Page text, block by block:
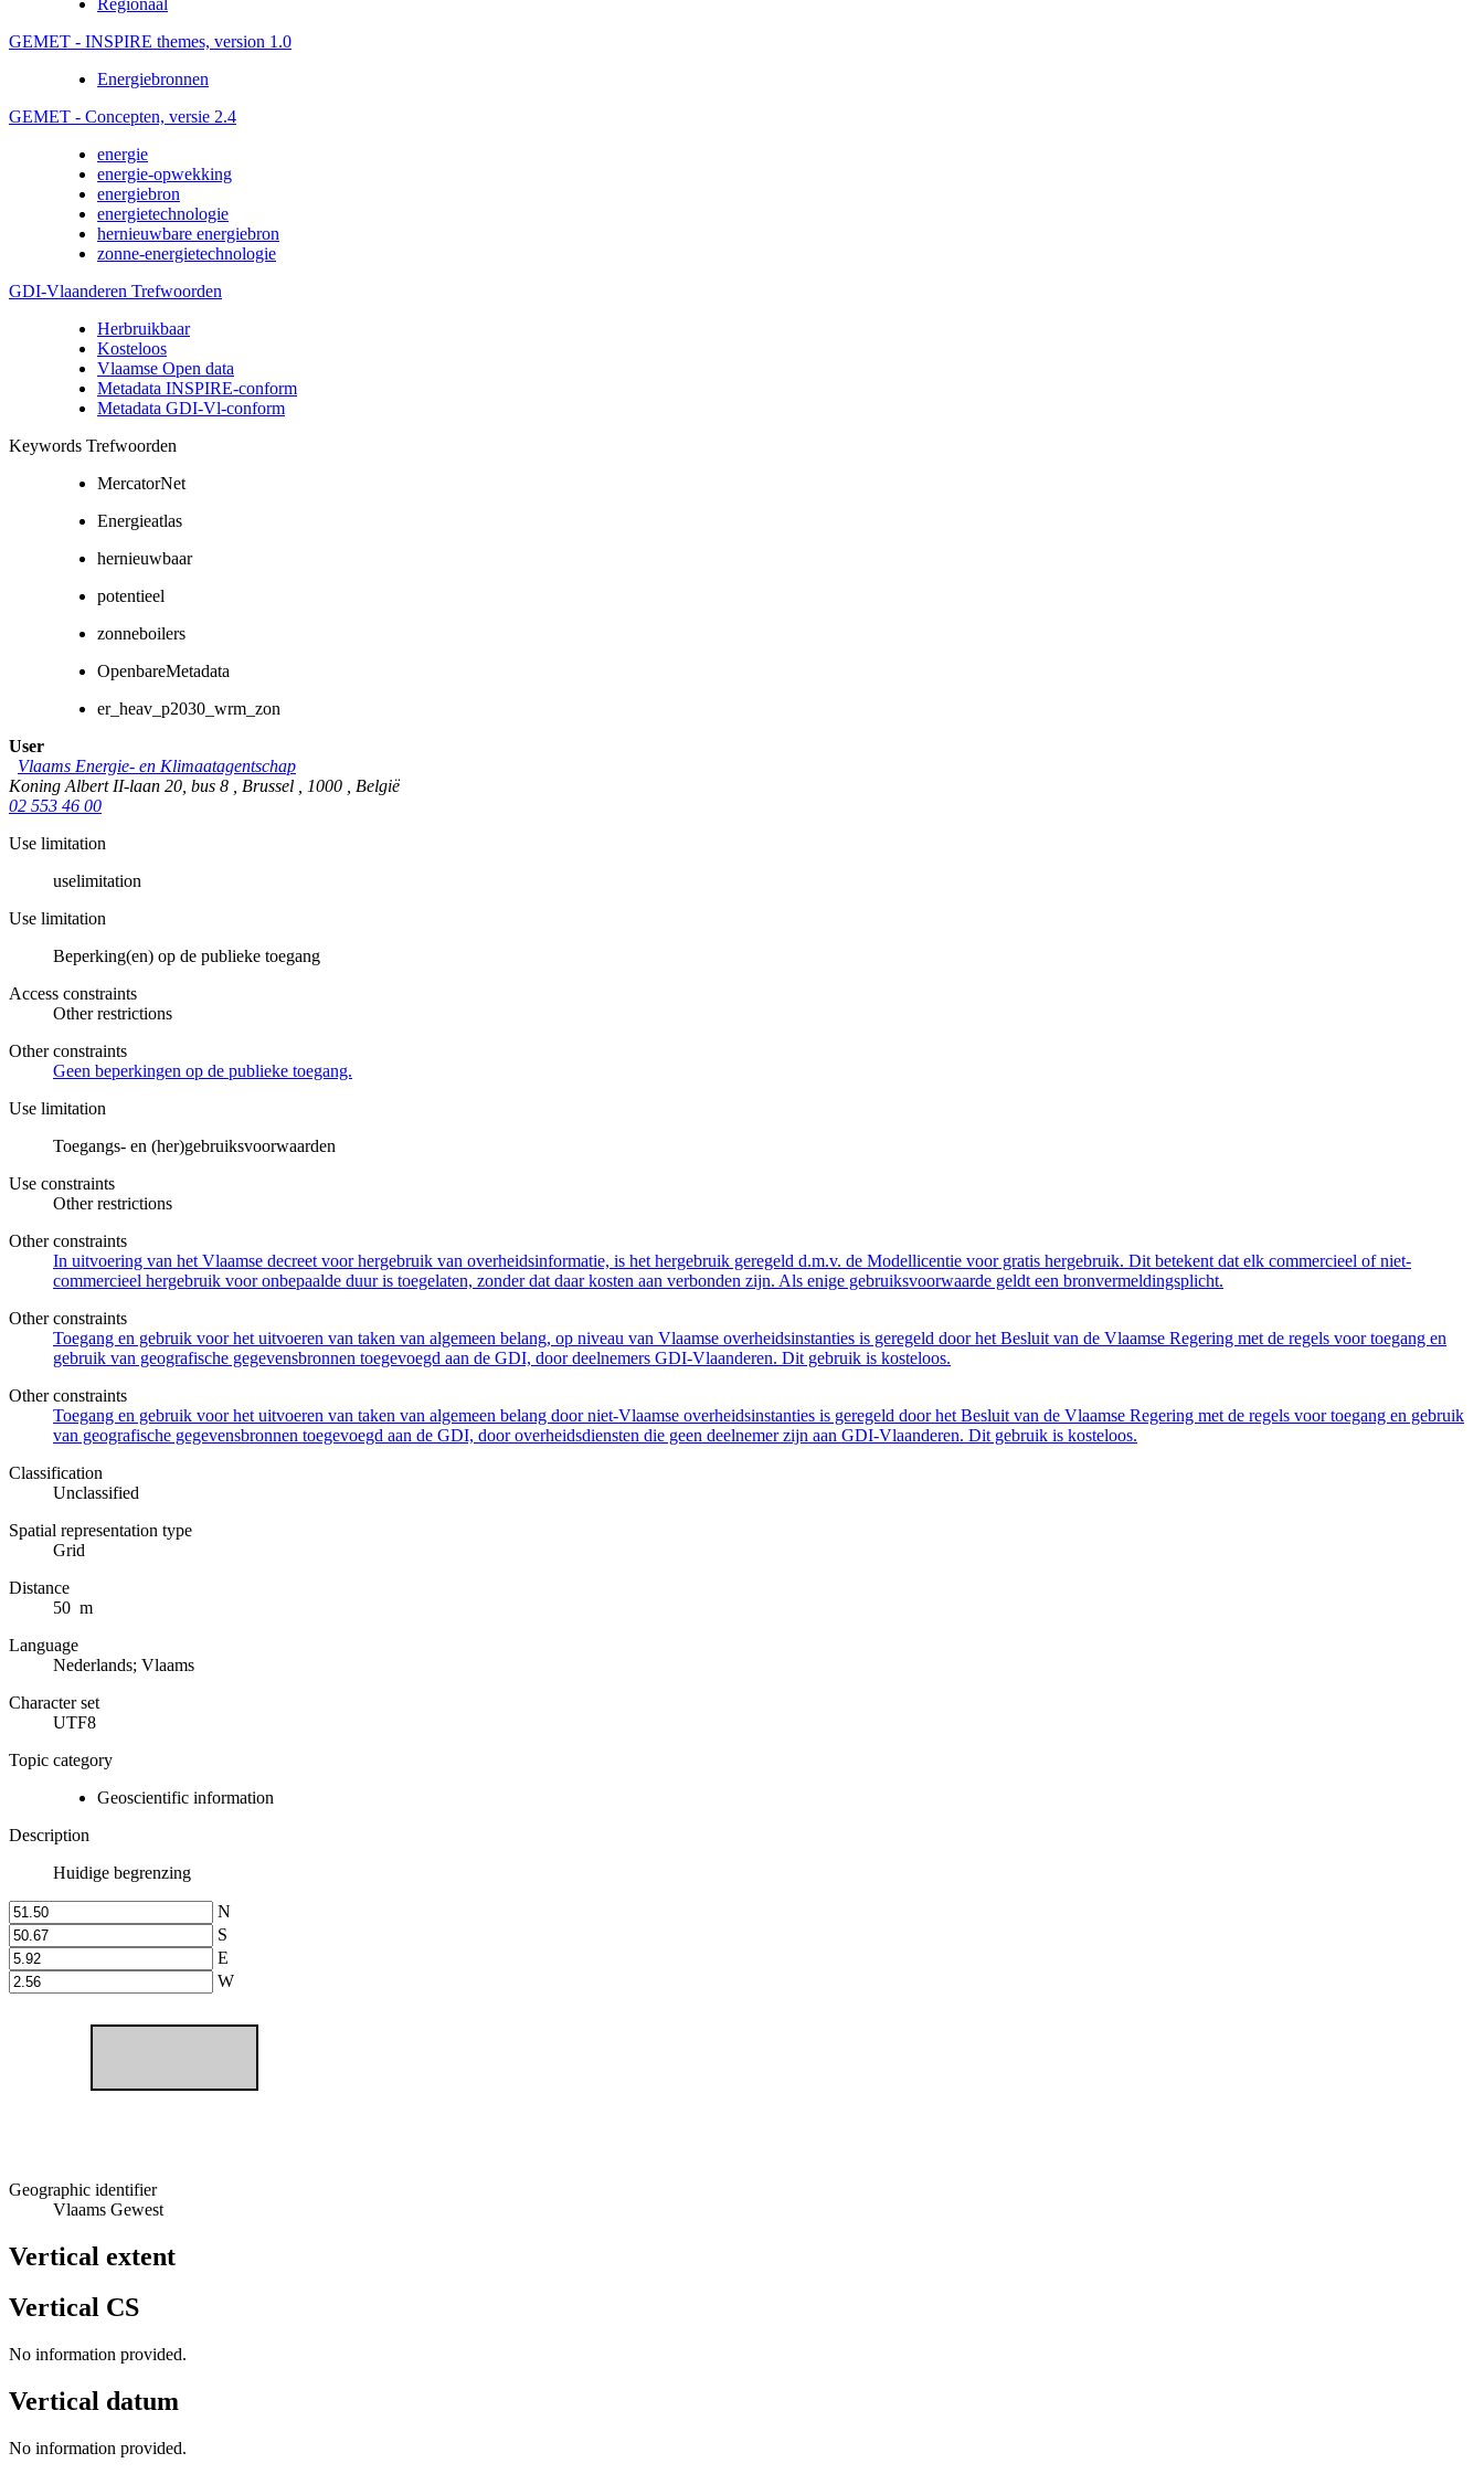
GEMET - INSPIRE themes, version 1.0
Energiebronnen
GEMET - Concepten, versie 2.4
energie
energie-opwekking
energiebron
energietechnologie
hernieuwbare energiebron
zonne-energietechnologie
GDI-Vlaanderen Trefwoorden
Herbruikbaar
Kosteloos
Vlaamse Open data
Metadata INSPIRE-conform
Metadata GDI-Vl-conform
Keywords Trefwoorden
MercatorNet
Energieatlas
hernieuwbaar
potentieel
zonneboilers
OpenbareMetadata
er_heav_p2030_wrm_zon
User
Vlaams Energie- en Klimaatagentschap
Koning Albert II-laan 20, bus 8
Brussel 1000
België
02 553 46 00
Use limitation
uselimitation
Use limitation
Beperking(en) op de publieke toegang
Access constraints
Other restrictions
Other constraints
Geen beperkingen op de publieke toegang.
Use limitation
Toegangs- en (her)gebruiksvoorwaarden
Use constraints
Other restrictions
Other constraints
In uitvoering van het Vlaamse decreet voor hergebruik van overheidsinformatie, is het hergebruik geregeld d.m.v. de Modellicentie voor gratis hergebruik. Dit betekent dat elk commercieel of niet-
commercieel hergebruik voor onbepaalde duur is toegelaten, zonder dat daar kosten aan verbonden zijn. Als enige gebruiksvoorwaarde geldt een bronvermeldingsplicht.
Other constraints
Toegang en gebruik voor het uitvoeren van taken van algemeen belang, op niveau van Vlaamse overheidsinstanties is geregeld door het Besluit van de Vlaamse Regering met de regels voor toegang en
gebruik van geografische gegevensbronnen toegevoegd aan de GDI, door deelnemers GDI-Vlaanderen. Dit gebruik is kosteloos.
Other constraints
Toegang en gebruik voor het uitvoeren van taken van algemeen belang door niet-Vlaamse overheidsinstanties is geregeld door het Besluit van de Vlaamse Regering met de regels voor toegang en gebruik
van geografische gegevensbronnen toegevoegd aan de GDI, door overheidsdiensten die geen deelnemer zijn aan GDI-Vlaanderen. Dit gebruik is kosteloos.
Classification
Unclassified
Spatial representation type
Grid
Distance
50 m
Language
Nederlands; Vlaams
Character set
UTF8
Topic category
Geoscientific information
Description
Huidige begrenzing
N
S
E
W
Geographic identifier
Vlaams Gewest
Vertical extent
Vertical CS
No information provided.
Vertical datum
No information provided.